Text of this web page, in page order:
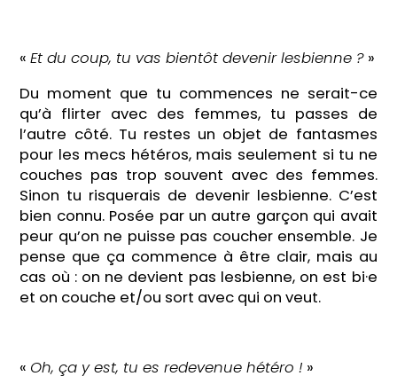
«Et du coup, tu vas bientôt devenir lesbienne ? »
Du moment que tu commences ne serait-ce
qu’à flirter avec des femmes, tu passes de
l’autre côté. Tu restes un objet de fantasmes
pour les mecs hétéros, mais seulement si tu ne
couches pas trop souvent avec des femmes.
Sinon tu risquerais de devenir lesbienne. C’est
bien connu. Posée par un autre garçon qui avait
peur qu’on ne puisse pas coucher ensemble. Je
pense que ça commence à être clair, mais au
cas où : on ne devient pas lesbienne, on est bi·e
et on couche et/ou sort avec qui on veut.
« Oh, ça y est, tu es redevenue hétéro ! »